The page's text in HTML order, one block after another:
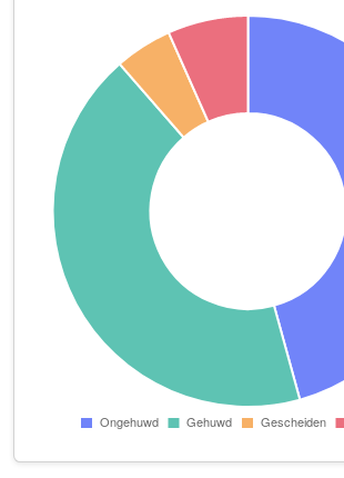
Mingly B.V.
Hoofdveste 10
MOTIK
Lichtschip 75 j
NowWorkx B.V.
Ringveste 1
Kruisboog 30 Kamer 0.5
Pyrock Groep B.V.
QL Vastgoed B.V.
Vleugelboot 78